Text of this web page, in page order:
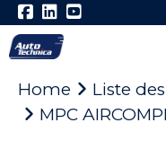
Home
Liste
MPC